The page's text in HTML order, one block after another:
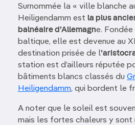
Surnommée la « ville blanche
Heiligendamm est la plus
balnéaire d’Allemagne. Fondée
baltique, elle est devenue au
destination prisée de l
station est d’ailleurs réputée
bâtiments blancs classés du
Heiligendamm, qui bordent le
A noter que le soleil est
mais les fortes chaleurs y sont